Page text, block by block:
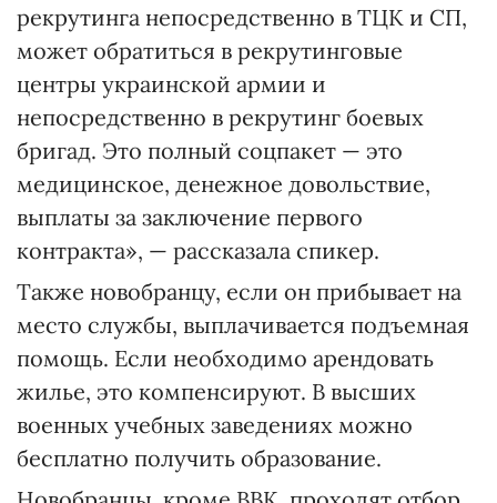
рекрутинга непосредственно в ТЦК и СП,
может обратиться в рекрутинговые
центры украинской армии и
непосредственно в рекрутинг боевых
бригад. Это полный соцпакет — это
медицинское, денежное довольствие,
выплаты за заключение первого
контракта», — рассказала спикер.
Также новобранцу, если он прибывает на
место службы, выплачивается подъемная
помощь. Если необходимо арендовать
жилье, это компенсируют. В высших
военных учебных заведениях можно
бесплатно получить образование.